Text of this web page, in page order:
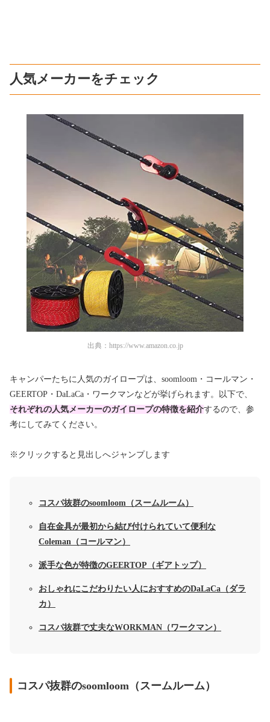
人気メーカーをチェック
出典： https://www.amazon.co.jp
キャンパーたちに人気のガイロープは、soomloom・コールマン・
GEERTOP・DaLaCa・ワークマンなどが挙げられます。以下で、
それぞれの人気メーカーのガイロープの特徴を紹介するので、参
考にしてみてください。
※クリックすると見出しへジャンプします
コスパ抜群のsoomloom（スームルーム）
自在金具が最初から結び付けられていて便利な
Coleman（コールマン）
派手な色が特徴のGEERTOP（ギアトップ）
おしゃれにこだわりたい人におすすめのDaLaCa（ダラ
カ）
コスパ抜群で丈夫なWORKMAN（ワークマン）
コスパ抜群のsoomloom（スームルーム）